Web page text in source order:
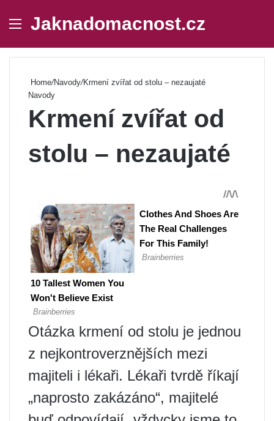
Menu
Jaknadomacnost.cz
Home/Navody/Krmení zvířat od stolu – nezaujaté
Navody
Krmení zvířat od
stolu – nezaujaté
Otázka krmení od stolu je jednou
z nejkontroverznějších mezi
majiteli i lékaři. Lékaři tvrdě říkají
„naprosto zakázáno“, majitelé